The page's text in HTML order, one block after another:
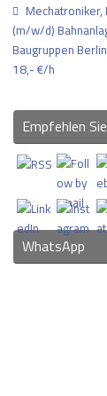
Mechatroniker,
(m/w/d)
Baugruppen
18,- €/h
Empfehlen
WhatsApp